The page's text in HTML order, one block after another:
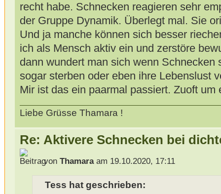
recht habe. Schnecken reagieren sehr
der Gruppe Dynamik. Überlegt mal. Sie
Und ja manche können sich besser
ich als Mensch aktiv ein und zerstöre
dann wundert man sich wenn Schnecken
sogar sterben oder eben ihre Lebenslust
Mir ist das ein paarmal passiert. Zuoft um
Liebe Grüsse Thamara !
Re: Aktivere Schnecken bei
von Thamaraam 19.10.2020, 17:11
Tess hat geschrieben: